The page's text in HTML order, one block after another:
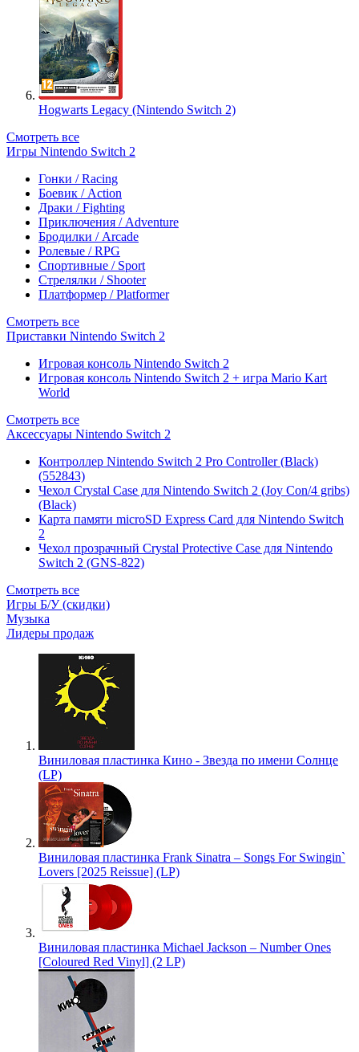
Hogwarts Legacy (Nintendo Switch 2)
Смотреть все
Игры Nintendo Switch 2
Гонки / Racing
Боевик / Action
Драки / Fighting
Приключения / Adventure
Бродилки / Arcade
Ролевые / RPG
Спортивные / Sport
Стрелялки / Shooter
Платформер / Platformer
Смотреть все
Приставки Nintendo Switch 2
Игровая консоль Nintendo Switch 2
Игровая консоль Nintendo Switch 2 + игра Mario Kart
World
Смотреть все
Аксессуары Nintendo Switch 2
Контроллер Nintendo Switch 2 Pro Controller (Black)
(552843)
Чехол Сrystal Сase для Nintendo Switch 2 (Joy Con/4 gribs)
(Black)
Карта памяти microSD Express Card для Nintendo Switch
2
Чехол прозрачный Crystal Protective Case для Nintendo
Switch 2 (GNS-822)
Смотреть все
Игры Б/У (скидки)
Музыка
Лидеры продаж
Виниловая пластинка Кино - Звезда по имени Солнце
(LP)
Виниловая пластинка Frank Sinatra – Songs For Swingin`
Lovers [2025 Reissue] (LP)
Виниловая пластинка Michael Jackson – Number Ones
[Coloured Red Vinyl] (2 LP)